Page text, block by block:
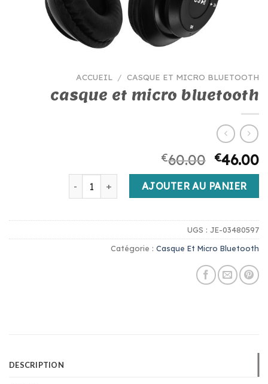
ACCUEIL / CASQUE ET MICRO BLUETOOTH
casque et micro bluetooth
€60.00 €46.00
quantité de casque et micro bluetooth
AJOUTER AU PANIER
UGS : JE-03480597
Catégorie : Casque Et Micro Bluetooth
DESCRIPTION